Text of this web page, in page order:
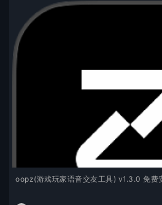
oopz(游戏玩家语音交友工具) v1.3.0 免费